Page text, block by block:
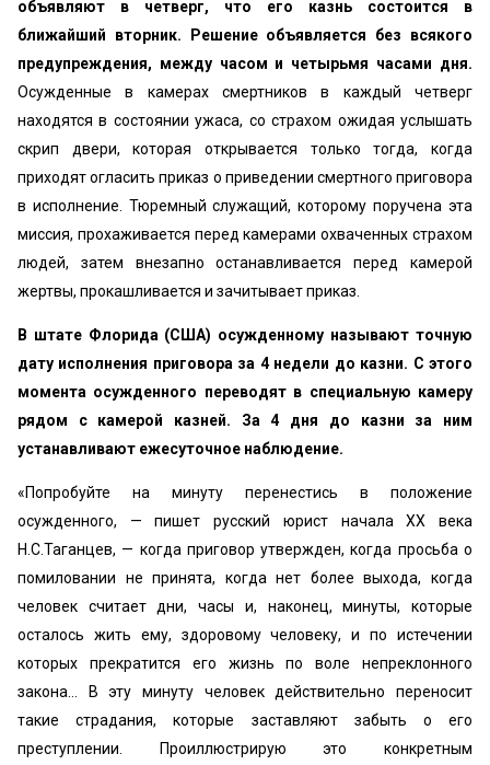
объявляют в четверг, что его казнь состоится в
ближайший вторник. Решение объявляется без всякого
предупреждения, между часом и четырьмя часами дня.
Осужденные в камерах смертников в каждый четверг
находятся в состоянии ужаса, со страхом ожидая услышать
скрип двери, которая открывается только тогда, когда
приходят огласить приказ о приведении смертного приговора
в исполнение. Тюремный служащий, которому поручена эта
миссия, прохаживается перед камерами охваченных страхом
людей, затем внезапно останавливается перед камерой
жертвы, прокашливается и зачитывает приказ.
В штате Флорида (США) осужденному называют точную
дату исполнения приговора за 4 недели до казни. С этого
момента осужденного переводят в специальную камеру
рядом с камерой казней. За 4 дня до казни за ним
устанавливают ежесуточное наблюдение.
«Попробуйте на минуту перенестись в положение
осужденного, — пишет русский юрист начала XX века
Н.С.Таганцев, — когда приговор утвержден, когда просьба о
помиловании не принята, когда нет более выхода, когда
человек считает дни, часы и, наконец, минуты, которые
осталось жить ему, здоровому человеку, и по истечении
которых прекратится его жизнь по воле непреклонного
закона… В эту минуту человек действительно переносит
такие страдания, которые заставляют забыть о его
преступлении. Проиллюстрирую это конкретным